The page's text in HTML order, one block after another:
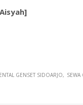
GENSET SIDOARJO SEWA